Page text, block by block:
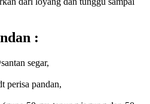
:
segar,
perisa pandan,